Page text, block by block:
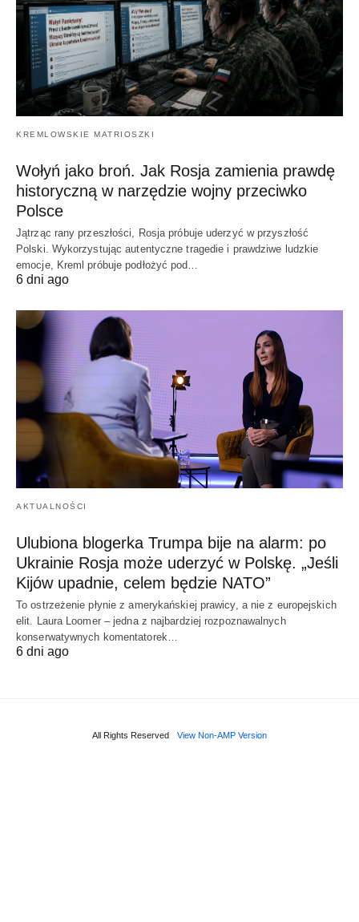
KREMLOWSKIE MATRIOSZKI
Wołyń jako broń. Jak Rosja zamienia prawdę
historyczną w narzędzie wojny przeciwko
Polsce
Jątrząc rany przeszłości, Rosja próbuje uderzyć w przyszłość
Polski. Wykorzystując autentyczne tragedie i prawdziwe ludzkie
emocje, Kreml próbuje podłożyć pod…
6 dni ago
AKTUALNOŚCI
Ulubiona blogerka Trumpa bije na alarm: po
Ukrainie Rosja może uderzyć w Polskę. „Jeśli
Kijów upadnie, celem będzie NATO”
To ostrzeżenie płynie z amerykańskiej prawicy, a nie z europejskich
elit. Laura Loomer – jedna z najbardziej rozpoznawalnych
konserwatywnych komentatorek…
6 dni ago
All Rights Reserved View Non-AMP Version